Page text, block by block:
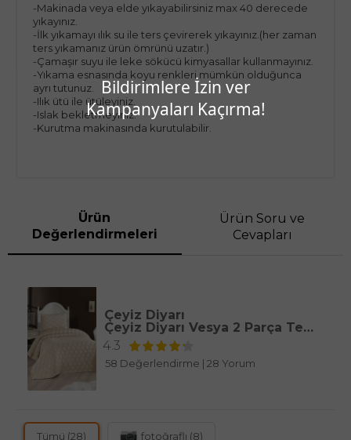
Bildirimlere İzin ver
Kampanyaları Kaçırma!
-Makinada veya elde yıkayabilirsiniz max 40 derecede
yıkayınız.
-İlk yıkamayı ılık su ile ters çevirerek yıkayınız.(her zaman
ters yıkamanız ürün ömrünü uzatır.)
-Çamaşır suyu ile leke sökücü kimyasallar kullanmayınız.
-Yıkama esnasında koyu renkleri mümkün olduğunca
ayrı tutunuz.
-Ilık ütü ile ütüleyiniz.
-Islak bekletmeyiniz.
-Kurutma makinasında kurutulabilir.
Ürün
Değerlendirmeleri
Ürün Soru ve
Cevapları
Çeyiz Diyarı
Çeyiz Diyarı Vesya 2 Parça Tek Kişilik Pike Takımı Bej
4.3
58 Değerlendirme | 28 Yorum
Tümü (28) fotoğraflı (8)